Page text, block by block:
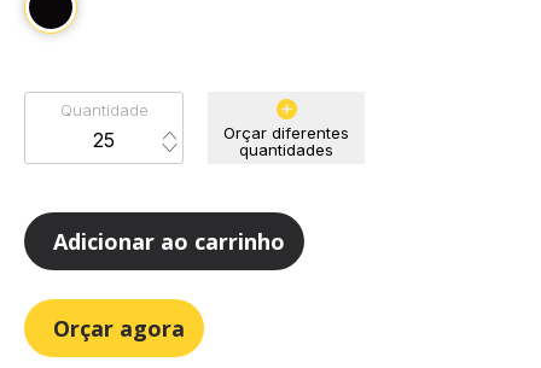
Quantidade
Orçar diferentes
quantidades
Adicionar ao carrinho
Orçar agora